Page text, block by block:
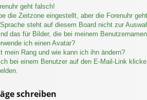
geht falsch!
die Zeitzone eingestellt, aber die Forenuhr
steht auf diesem Board nicht zur
das für Bilder, die bei meinem
ich einen Avatar?
mein Rang und wie kann ich ihn ändern?
bei einem Benutzer auf den E-Mail-Link
schreiben